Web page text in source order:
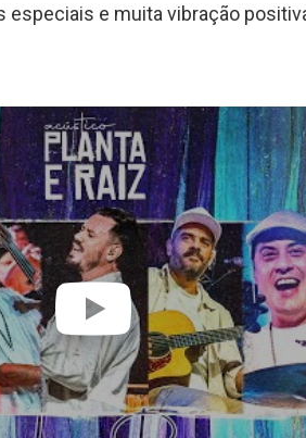
e muita vibração